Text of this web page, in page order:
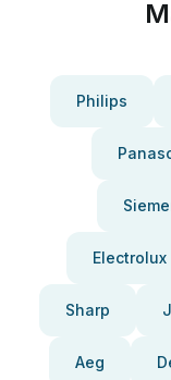
Philips
Electrolux
Sharp
Aeg